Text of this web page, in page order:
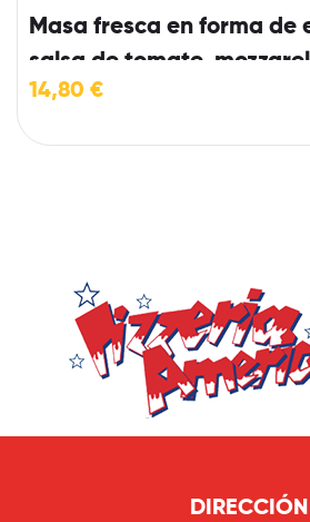
Masa fresca en forma de
salsa de tomate,
ingredientes a elegir.
14,80 €
DIRECCIÓN